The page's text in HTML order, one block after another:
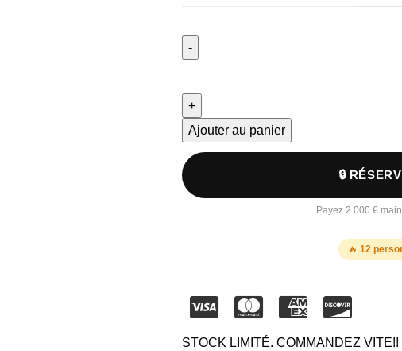
Ajouter au panier
🔒
Payez 2 000 €
🔥 12
STOCK LIMITÉ. COMMANDEZ VITE!!